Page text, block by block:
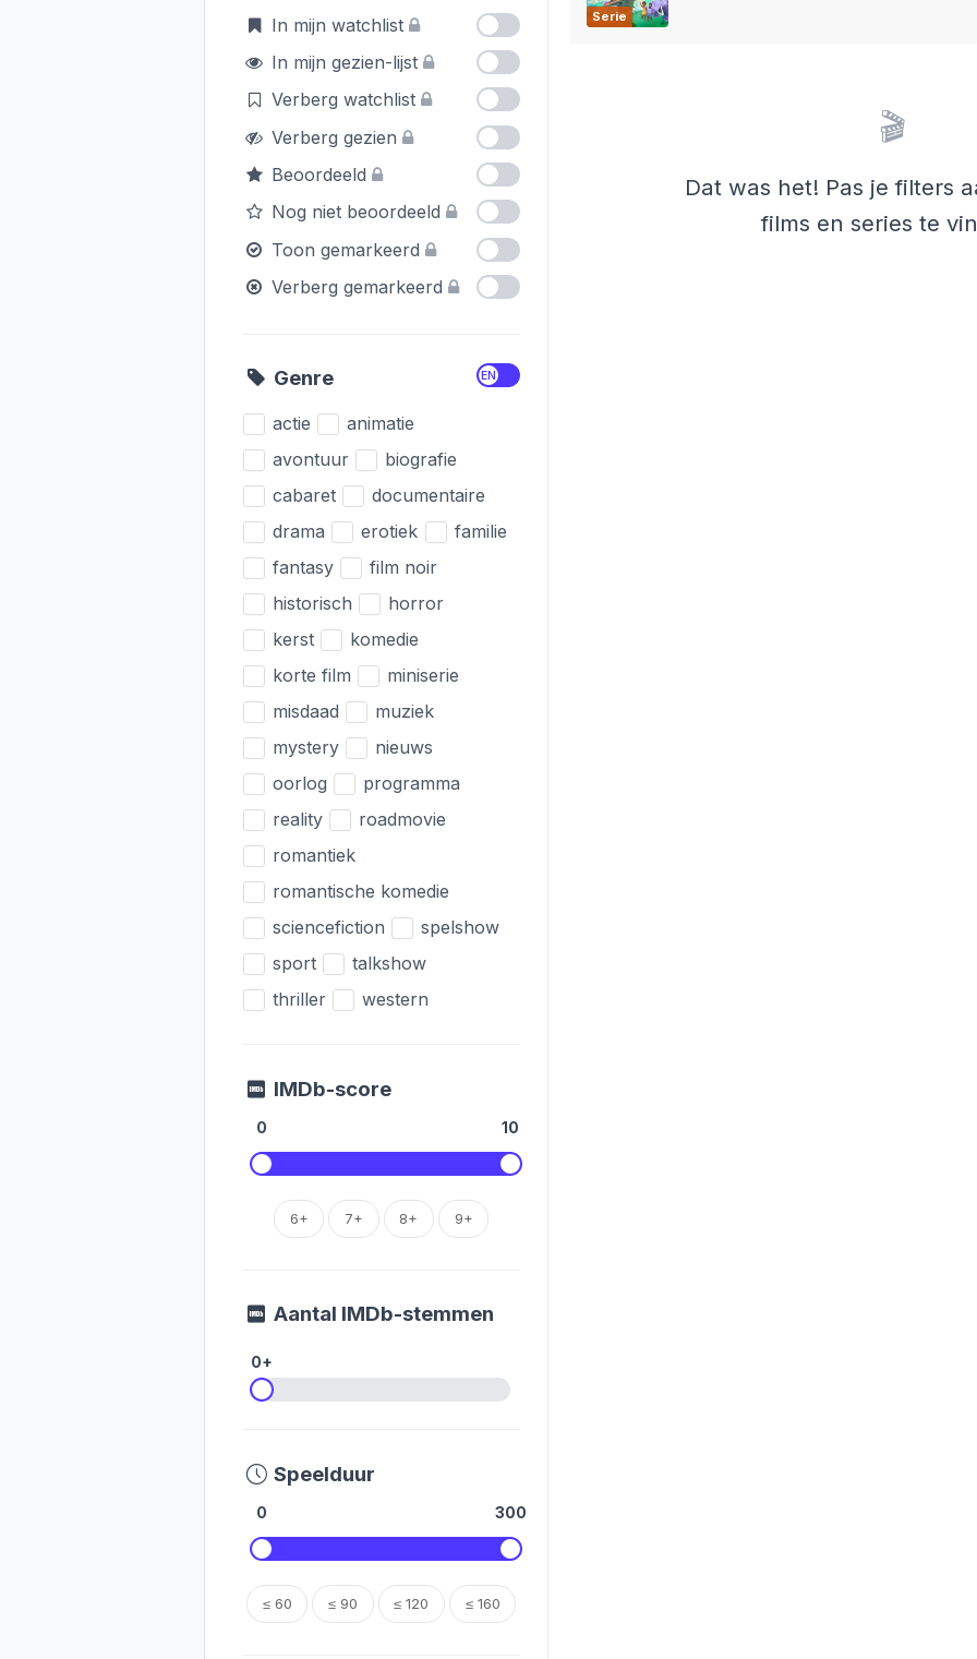
In mijn watchlist
In mijn gezien-lijst
Verberg watchlist
Verberg gezien
Beoordeeld
Nog niet beoordeeld
Toon gemarkeerd
Verberg gemarkeerd
Genre
actie
animatie
avontuur
biografie
cabaret
documentaire
drama
erotiek
familie
fantasy
film noir
historisch
horror
kerst
komedie
korte film
miniserie
misdaad
muziek
mystery
nieuws
oorlog
programma
reality
roadmovie
romantiek
romantische komedie
sciencefiction
spelshow
sport
talkshow
thriller
western
IMDb-score
0 10
6+ 7+ 8+ 9+
Aantal IMDb-stemmen
0+
Speelduur
0 300
≤ 60 ≤ 90 ≤ 120 ≤ 160
Serie
🎬
Dat was het! Pas je filters
films en series te